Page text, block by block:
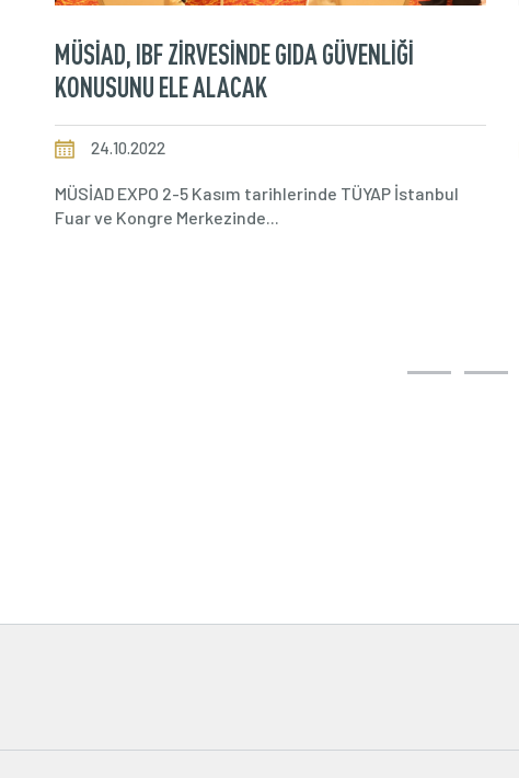
MÜSİAD, IBF ZİRVESİNDE GIDA GÜVENLİĞİ
KONUSUNU ELE ALACAK
24.10.2022
MÜSİAD EXPO 2-5 Kasım tarihlerinde TÜYAP İstanbul
Fuar ve Kongre Merkezinde...